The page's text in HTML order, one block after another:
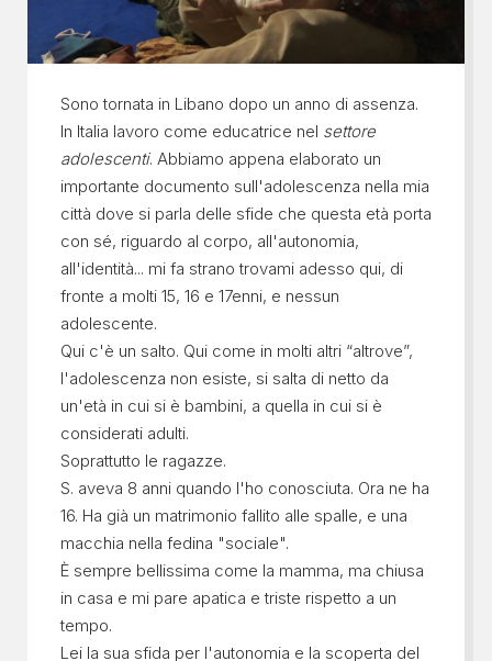
Sono tornata in Libano dopo un anno di assenza.
In Italia lavoro come educatrice nel settore
adolescenti. Abbiamo appena elaborato un
importante documento sull'adolescenza nella mia
città dove si parla delle sfide che questa età porta
con sé, riguardo al corpo, all'autonomia,
all'identità... mi fa strano trovami adesso qui, di
fronte a molti 15, 16 e 17enni, e nessun
adolescente.
Qui c'è un salto. Qui come in molti altri “altrove”,
l'adolescenza non esiste, si salta di netto da
un'età in cui si è bambini, a quella in cui si è
considerati adulti.
Soprattutto le ragazze.
S. aveva 8 anni quando l'ho conosciuta. Ora ne ha
16. Ha già un matrimonio fallito alle spalle, e una
macchia nella fedina "sociale".
È sempre bellissima come la mamma, ma chiusa
in casa e mi pare apatica e triste rispetto a un
tempo.
Lei la sua sfida per l'autonomia e la scoperta del